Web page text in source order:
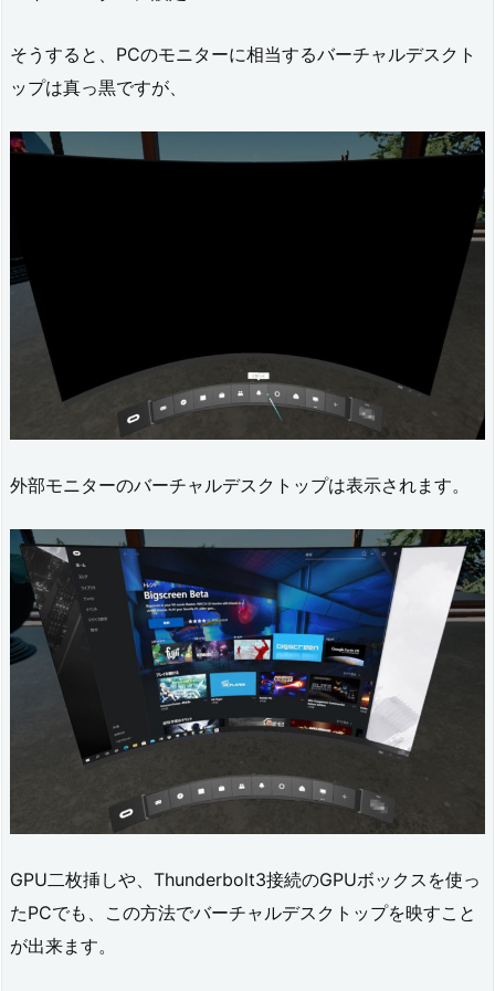
そうすると、PCのモニターに相当するバーチャルデスクト
ップは真っ黒ですが、
外部モニターのバーチャルデスクトップは表示されます。
GPU二枚挿しや、Thunderbolt3接続のGPUボックスを使っ
たPCでも、この方法でバーチャルデスクトップを映すこと
が出来ます。